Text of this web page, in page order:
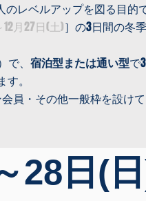
28日(
レベルアップを図る目的で
月27日(土)］の3日間の冬
、 宿泊型または通い型で
。
員・その他一般枠を設けて